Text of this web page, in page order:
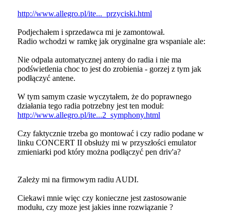
http://www.allegro.pl/ite..._przyciski.html
Podjechałem i sprzedawca mi je zamontował.
Radio wchodzi w ramkę jak oryginalne gra wspaniale ale:
Nie odpala automatycznej anteny do radia i nie ma
podświetlenia choc to jest do zrobienia - gorzej z tym jak
podłączyć antene.
W tym samym czasie wyczytałem, że do poprawnego
działania tego radia potrzebny jest ten moduł:
http://www.allegro.pl/ite...2_symphony.html
Czy faktycznie trzeba go montować i czy radio podane w
linku CONCERT II obsłuży mi w przyszłości emulator
zmieniarki pod który można podłączyć pen driv'a?
Zależy mi na firmowym radiu AUDI.
Ciekawi mnie więc czy konieczne jest zastosowanie
modułu, czy moze jest jakies inne rozwiązanie ?